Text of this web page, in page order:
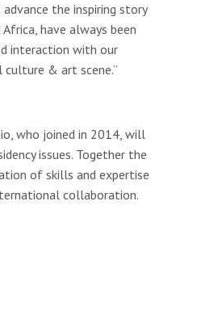
the inspiring story
have always been
interaction with our
& art scene.”
who joined in 2014, will
issues. Together the
of skills and expertise
collaboration.